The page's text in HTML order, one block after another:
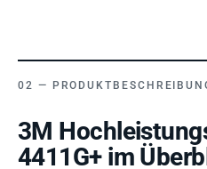
3M
4411G+ im